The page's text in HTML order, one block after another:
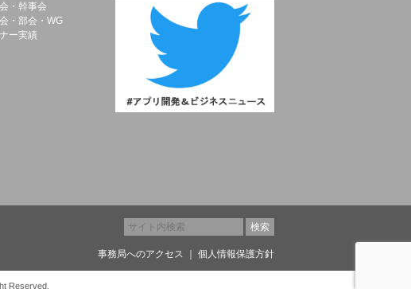
・幹事会
・部会・WG
ー実績
事務局へのアクセス ｜ 個人情報保護方針
Reserved.